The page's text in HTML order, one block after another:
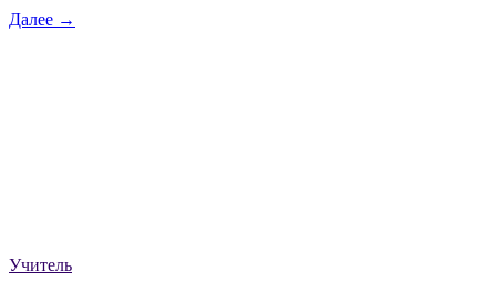
Далее →
Учитель